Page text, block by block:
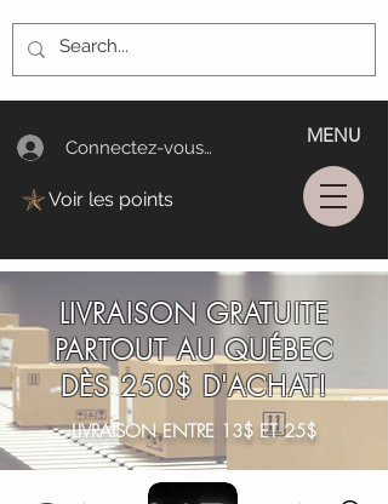
Connectez-vous/Log In
MENU
Voir les points
LIVRAISON GRATUITE
PARTOUT AU QUÉBEC
DÈS 250$ D'ACHAT!
LIVRAISON ENTRE 13$ ET 25$